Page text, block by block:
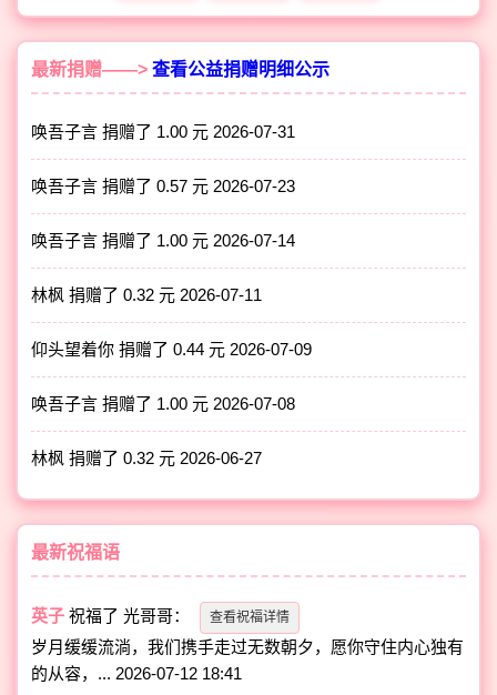
最新捐赠——> 查看公益捐赠明细公示
唤吾子言 捐赠了 1.00 元 2026-07-31
唤吾子言 捐赠了 0.57 元 2026-07-23
唤吾子言 捐赠了 1.00 元 2026-07-14
林枫 捐赠了 0.32 元 2026-07-11
仰头望着你 捐赠了 0.44 元 2026-07-09
唤吾子言 捐赠了 1.00 元 2026-07-08
林枫 捐赠了 0.32 元 2026-06-27
最新祝福语
英子 祝福了光哥哥： 查看祝福详情
岁月缓缓流淌，我们携手走过无数朝夕，愿你守住内心独有
的从容，... 2026-07-12 18:41